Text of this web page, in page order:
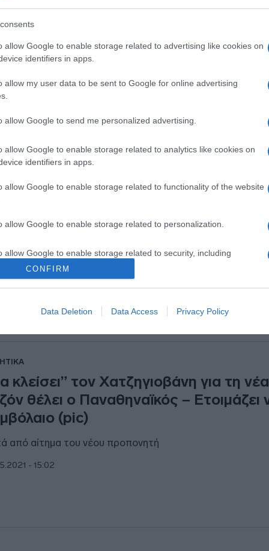
allow Google to enable storage related to advertising like cookies on
identifiers in apps.
allow my user data to be sent to Google for online advertising
allow Google to send me personalized advertising.
allow Google to enable storage related to analytics like cookies on
identifiers in apps.
allow Google to enable storage related to functionality of the website
allow Google to enable storage related to personalization.
allow Google to enable storage related to security, including
functionality and fraud prevention, and other user protection.
CONFIRM
Data Deletion Data Access Privacy Policy
στην προπόνηση του
και ξύλο μεταξύ Βιγιαφάνες και
- 12:55
με το κορονοπάρτι του
βεγγαλικά (vid)
από 50 οι καλεσμένοι
- 09:52
κλείσει” τον Χατζηγιοβάνη για τη νέα
θέλει ο Παναθηναϊκός – Ετοιμάζει
(pic)
από αίτημα του νέου προπονητή
- 15:02